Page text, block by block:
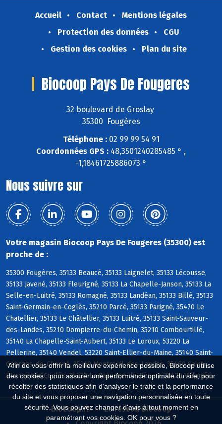
Afin de vous offrir la meilleure expérience possible, Biocoop utilise
des cookies : pour assurer une performance optimale du site, pour
récolter des statistiques afin d'analyser le trafic et la performance
du site et vous proposer une navigation personnalisée en toute
sécurité. Vous pouvez changer d'avis à tout moment en
paramétrant vos cookies. OK pour vous ?
Accueil Contact
Mentions légales
Protection des données
CGU
Gestion des cookies
Plan du site
Biocoop Pays De Fougeres
32 boulevard de Groslay
35300 Fougères
Téléphone :02 99 99 54 91
Coordonnées GPS : 48,3501240285485 ° ,
-1,18461725886073 °
Nous suivre sur
Votre magasin Biocoop Pays De Fougeres (35300) est
proche de :
35300 Fougères, 35133 Beaucé, 35133 Laignelet, 35133 Lécousse,
35133 Javené, 35133 Fleurigné, 35133 La Chapelle-Janson, 35133 La
Selle-en-Luitré, 35133 Romagné, 35133 Landéan, 35133 Billé, 35133
Saint-Germain-en-Coglès, 35210 Parcé, 35133 Parigné, 35470 Le
Chatellier, 35133 Le Châtellier, 35133 Luitré, 35133 Saint-Sauveur-
des-Landes, 35210 Dompierre-du-Chemin, 35210 Combourtillé,
35140 La Chapelle-Saint-Aubert, 35133 Le Loroux, 53220 La
Pellerine, 35140 Vendel, 53220 Saint-Ellier-du-Maine, 35140 Saint-
Georges-de-Chesné, 35210 Montreuil-des-Landes, 35460 Saint-
Étienne-en-Coglès, 35420 La Bazouge-du-Désert, 35420 Villamée
Biocoop.fr
Le réseau Biocoop